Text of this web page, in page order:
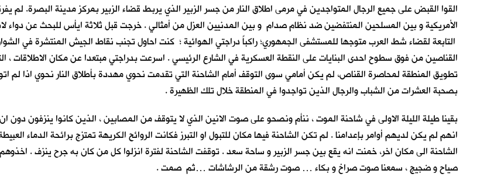
القوا القبض على جميع الرجال المتواجدين في مرمى اطلاق النار من جسر الزبير الذي يربط قضاء الزبير بمركز مدينة البصرة.
الأمريكية و بين المسلحين المنتفضين ضد نظام صدام و بين المدنيين العزل من أمثالي . خرجت قبل ثلاثة ايأس للبحث عن
التابعة لقضاء شط العرب متوجها للمستشفى الجمهوري؛ راكباً دراجتي الهوائية ؛ كنت احاول تجنب نقاط الجيش المنتشرة في
القناصين من فوق سطوح احدى البنايات على النقطة العسكرية في الشارع الرئيسي . اسرعت بدراجتي مبتعدا عن مكان الاطلاقات
تطويق المنطقة لمحاصرة القناص، لم يكن أمامي سوى التوقف أمام الشاحنة التي تقدمت نحوي مهددة بأطلاق النار نحوي اذا لم
بصحبة العشرات من الشباب والرجال الذين تواجدوا في المنطقة خلال تلك الظهيرة .
بقينا طيلة الليلة الاولى في شاحنة الموت ، ننأم ونصحو على صوت الانين الذي لا يتوقف من المصابين ، الذين كانوا ينزفون
انهم لم يكن لديهم أوامر بإعدامنا . لم تكن الشاحنة فيها مكان للتبول او التبرز فكانت الروائح الكريهة تمتزج برائحة الدماء
الشاحنة الى مكان اخر، خمنت انه يقع بين جسر الزبير و ساحة سعد . توقفت الشاحنة لفترة انزلوا كل من كان به جرح ينزف .
صياح و ضجيج ، سمعنا صوت صراخ و بكاء … صوت رشقة من الرشاشات …ثم صمت .